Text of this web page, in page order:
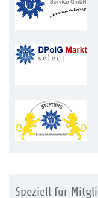
Speziell für